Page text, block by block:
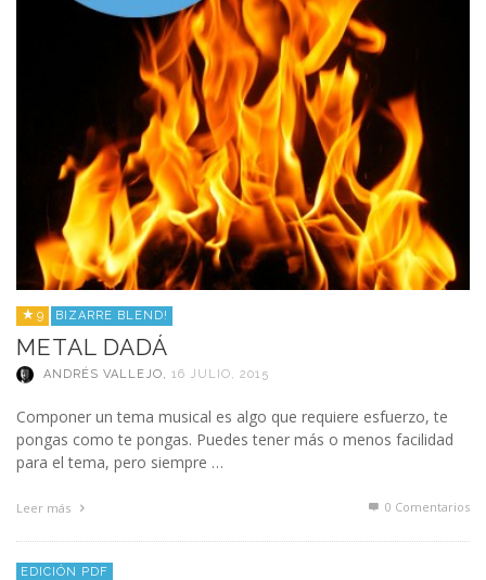
9 BIZARRE BLEND!
METAL DADÁ
ANDRÉS VALLEJO, 16 JULIO, 2015
Componer un tema musical es algo que requiere esfuerzo, te
pongas como te pongas. Puedes tener más o menos facilidad
para el tema, pero siempre …
Leer más 0 Comentarios
EDICIÓN PDF